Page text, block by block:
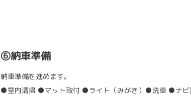
⑥納車準備
納車準備を進めます。
●室内清掃 ●マット取付 ●ライト（みがき）●洗車 ●ナビ